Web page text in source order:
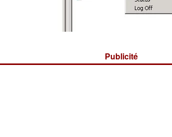
Publicité